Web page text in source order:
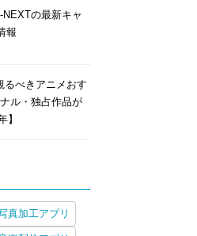
NEXTの最新キャ
報
るべきアニメおす
ル・独占作品が
】
真加工アプリ